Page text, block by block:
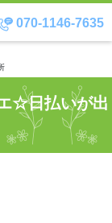
070-1146-7635
☆日払いが出